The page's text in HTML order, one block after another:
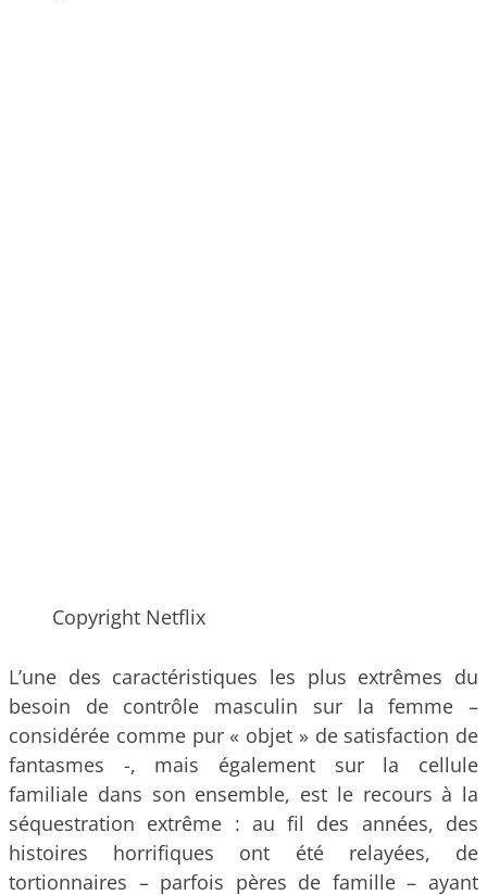
Copyright Netflix
L’une des caractéristiques les plus extrêmes du
besoin de contrôle masculin sur la femme –
considérée comme pur « objet » de satisfaction de
fantasmes -, mais également sur la cellule
familiale dans son ensemble, est le recours à la
séquestration extrême : au fil des années, des
histoires horrifiques ont été relayées, de
tortionnaires – parfois pères de famille – ayant